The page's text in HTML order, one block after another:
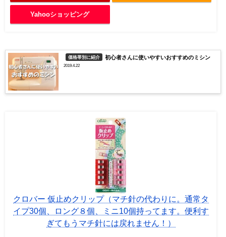
Yahooショッピング
価格帯別に紹介 初心者さんに使いやすいおすすめのミシン
2019.4.22
クロバー 仮止めクリップ（マチ針の代わりに。通常タ
イプ30個、ロング８個、ミニ10個持ってます。便利す
ぎてもうマチ針には戻れません！）